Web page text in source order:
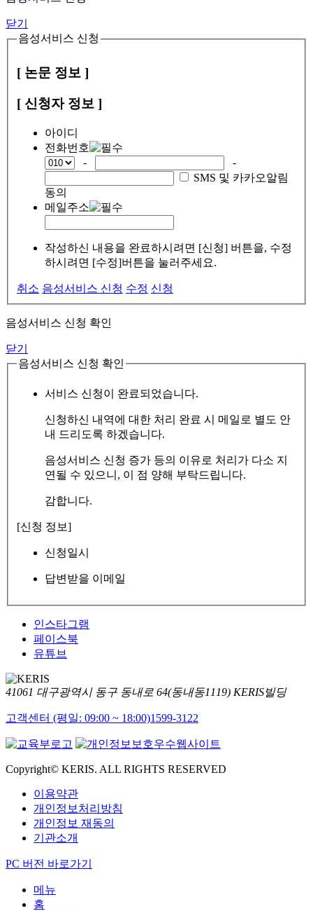
닫기
음성서비스 신청
[ 논문 정보 ]
[ 신청자 정보 ]
아이디
전화번호
-
-
SMS 및 카카오알림
동의
메일주소
작성하신 내용을 완료하시려면 [신청] 버튼을, 수정
하시려면 [수정]버튼을 눌러주세요.
취소 음성서비스 신청 수정 신청
음성서비스 신청 확인
닫기
음성서비스 신청 확인
서비스 신청이 완료되었습니다.
신청하신 내역에 대한 처리 완료 시 메일로 별도 안
내 드리도록 하겠습니다.
음성서비스 신청 증가 등의 이유로 처리가 다소 지
연될 수 있으니, 이 점 양해 부탁드립니다.
감합니다.
[신청 정보]
신청일시
답변받을 이메일
인스타그램
페이스북
유튜브
41061 대구광역시 동구 동내로 64(동내동1119) KERIS빌딩
고객센터 (평일: 09:00 ~ 18:00)1599-3122
Copyright© KERIS. ALL RIGHTS RESERVED
이용약관
개인정보처리방침
개인정보 재동의
기관소개
PC 버전 바로가기
메뉴
홈